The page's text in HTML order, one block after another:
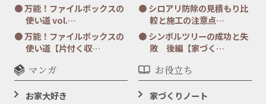
万能！ファイルボックスの
使い道 vol.…
万能！ファイルボックスの
使い道【片付く収…
シロアリ防除の見積もり比
較と施工の注意点…
シンボルツリーの成功と失
敗 後編【家づく…
マンガ
お家大好き
お役立ち
家づくりノート